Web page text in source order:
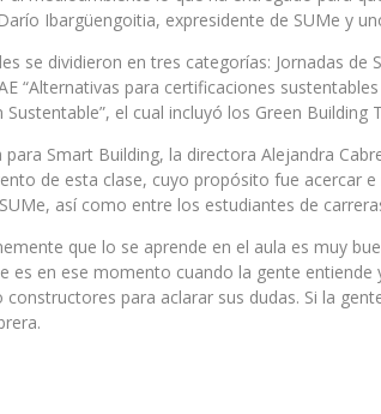
Ibargüengoitia, expresidente de SUMe y
se dividieron en tres categorías: Jornadas de
“Alternativas para certificaciones
Sustentable”, el cual incluyó los Green
para Smart Building, la directora Alejandra
de esta clase, cuyo propósito fue acercar
así como entre los estudiantes de
que lo se aprende en el aula es muy
es en ese momento cuando la gente
para aclarar sus dudas. Si la